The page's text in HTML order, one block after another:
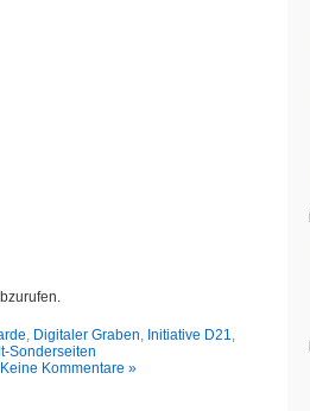
, Digitaler Graben, Initiative D21,
Sonderseiten
Keine Kommentare »